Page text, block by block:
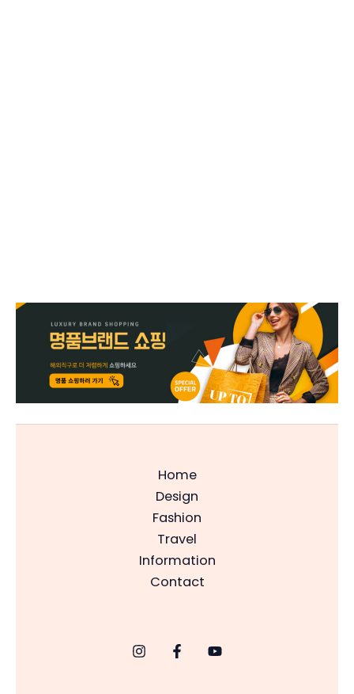
Home
Design
Fashion
Travel
Information
Contact